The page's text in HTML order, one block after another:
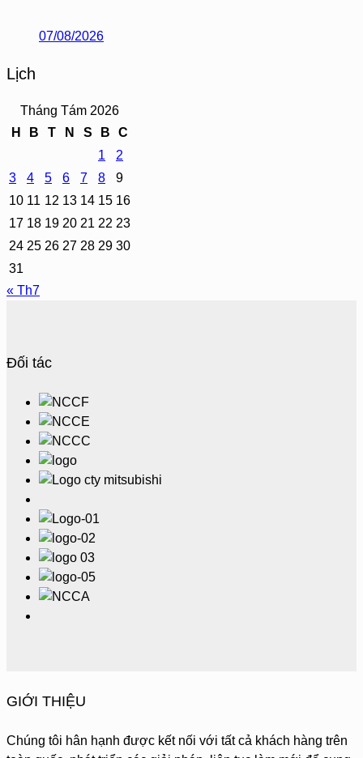
07/08/2026
Lịch
Tháng Tám 2026
H
B T N S B
C
1
2
3
4 5 6 7 8
9
10 11 12 13 14 15 16
17 18 19 20 21 22 23
24 25 26 27 28 29 30
31
« Th7
Đối tác
GIỚI THIỆU
Chúng tôi hân hạnh được kết nối với tất cả khách hàng trên